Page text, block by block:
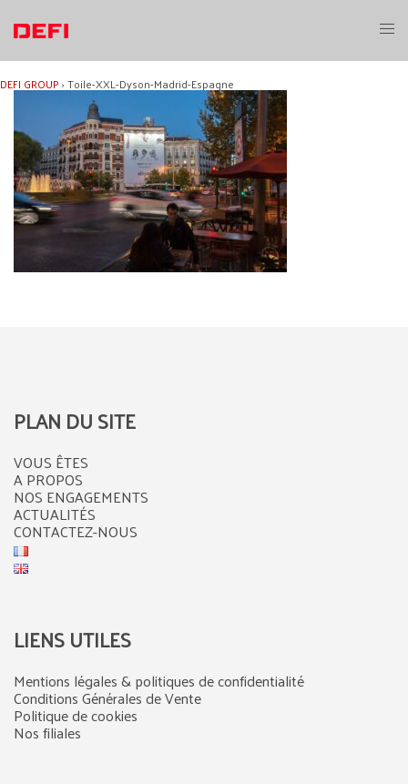
contenu
DEFI GROUP›Toile-XXL-Dyson-Madrid-Espagne
PLAN DU SITE
VOUS ÊTES
A PROPOS
NOS ENGAGEMENTS
ACTUALITÉS
CONTACTEZ-NOUS
LIENS UTILES
Mentions légales & politiques de confidentialité
Conditions Générales de Vente
Politique de cookies
Nos filiales